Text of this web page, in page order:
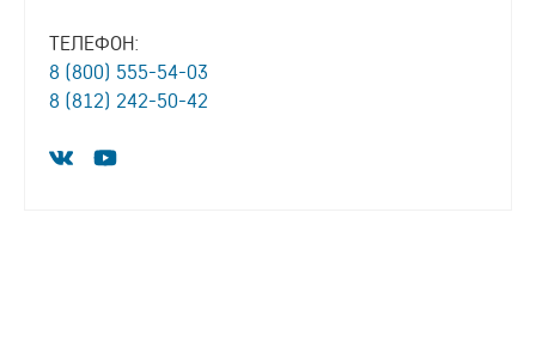
ТЕЛЕФОН:
8 (800) 555-54-03
8 (812) 242-50-42